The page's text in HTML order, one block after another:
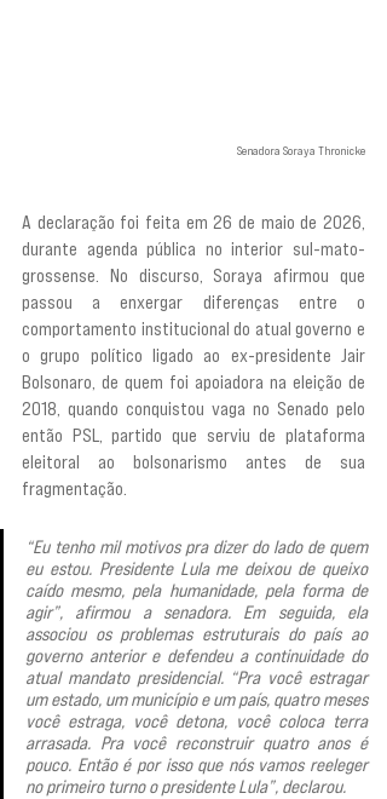
Senadora Soraya Thronicke
A declaração foi feita em 26 de maio de 2026,
durante agenda pública no interior sul-mato-
grossense. No discurso, Soraya afirmou que
passou a enxergar diferenças entre o
comportamento institucional do atual governo e
o grupo político ligado ao ex-presidente Jair
Bolsonaro, de quem foi apoiadora na eleição de
2018, quando conquistou vaga no Senado pelo
então PSL, partido que serviu de plataforma
eleitoral ao bolsonarismo antes de sua
fragmentação.
“Eu tenho mil motivos pra dizer do lado de quem
eu estou. Presidente Lula me deixou de queixo
caído mesmo, pela humanidade, pela forma de
agir”, afirmou a senadora. Em seguida, ela
associou os problemas estruturais do país ao
governo anterior e defendeu a continuidade do
atual mandato presidencial. “Pra você estragar
um estado, um município e um país, quatro meses
você estraga, você detona, você coloca terra
arrasada. Pra você reconstruir quatro anos é
pouco. Então é por isso que nós vamos reeleger
no primeiro turno o presidente Lula”, declarou.